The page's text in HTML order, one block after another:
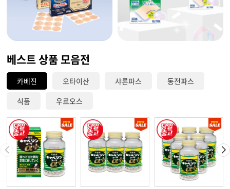
베스트 상품 모음전
카베진 오타이산 샤론파스
동전파스
식품
우르오스